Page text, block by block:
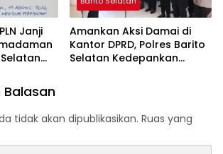
Janji
Amankan Aksi Damai di
Kantor DPRD, Polres Barito
Selatan Kedepankan
Balasan
tidak akan dipublikasikan. Ruas yang